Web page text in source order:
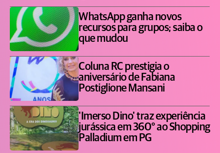
WhatsApp ganha novos
recursos para grupos; saiba o
que mudou
Coluna RC prestigia o
aniversário de Fabiana
Postiglione Mansani
'Imerso Dino' traz experiência
jurássica em 360° ao Shopping
Palladium em PG